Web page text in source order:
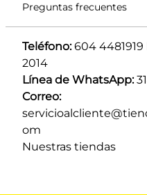
Preguntas frecuentes
Teléfono: 604 4481919
2014
Línea de WhatsApp:
Correo:
om
Nuestras tiendas